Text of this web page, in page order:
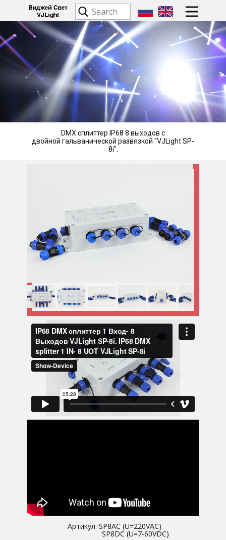
DMX сплиттер IP68 8 выходов с
двойной гальванической развязкой "VJLight SP-
8i".​
​ ​Артикул: SP8AC (U=220VAC)
SP8DC (U=7-60VDC)